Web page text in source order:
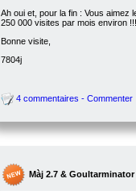
Ah oui et, pour la fin : Vous
250 000 visites par mois environ !!!
Bonne visite,
7804j
4 commentaires - Commenter
Màj 2.7 & Goultarminator